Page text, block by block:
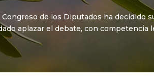
de los Diputados ha decidido
aplazar el debate, con competencia